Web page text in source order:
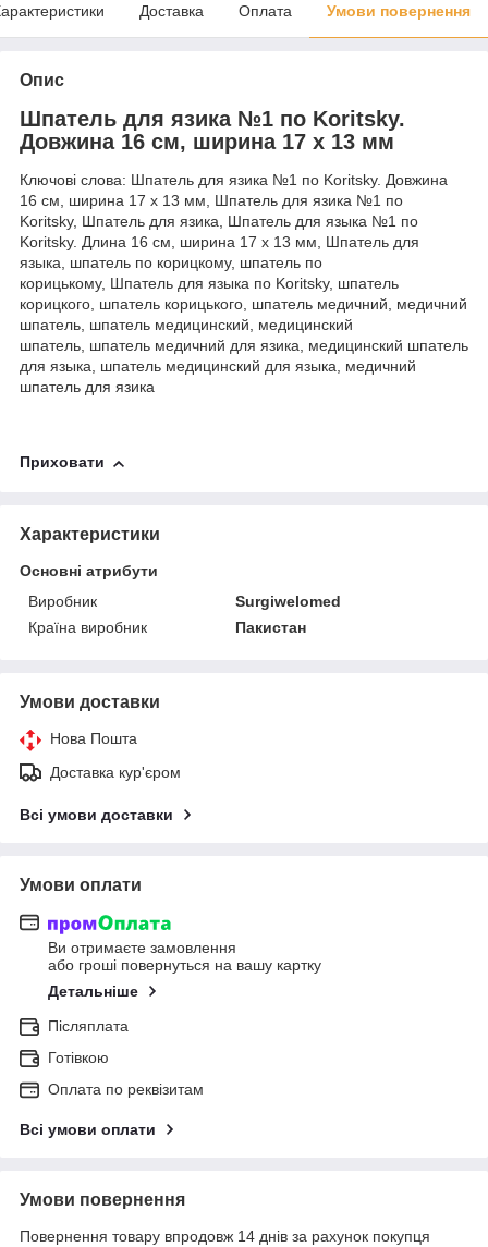
Доставка Оплата Умови повернення
Опис
Шпатель для язика №1 по Koritsky.
Довжина 16 см, ширина 17 х 13 мм
Ключові слова: Шпатель для язика №1 по Koritsky. Довжина
16 см, ширина 17 х 13 мм, Шпатель для язика №1 по
Koritsky, Шпатель для язика, Шпатель для языка №1 по
Koritsky. Длина 16 см, ширина 17 х 13 мм, Шпатель для
языка, шпатель по корицкому, шпатель по
корицькому, Шпатель для языка по Koritsky, шпатель
корицкого, шпатель корицького, шпатель медичний, медичний
шпатель, шпатель медицинский, медицинский
шпатель, шпатель медичний для язика, медицинский шпатель
для языка, шпатель медицинский для языка, медичний
шпатель для язика
Приховати
Характеристики
Основні атрибути
Виробник
Surgiwelomed
Країна виробник
Пакистан
Умови доставки
Нова Пошта
Доставка кур'єром
Всі умови доставки
Умови оплати
Ви отримаєте замовлення
або гроші повернуться на вашу картку
Детальніше
Післяплата
Готівкою
Оплата по реквізитам
Всі умови оплати
Умови повернення
Повернення товару впродовж 14 днів за рахунок покупця